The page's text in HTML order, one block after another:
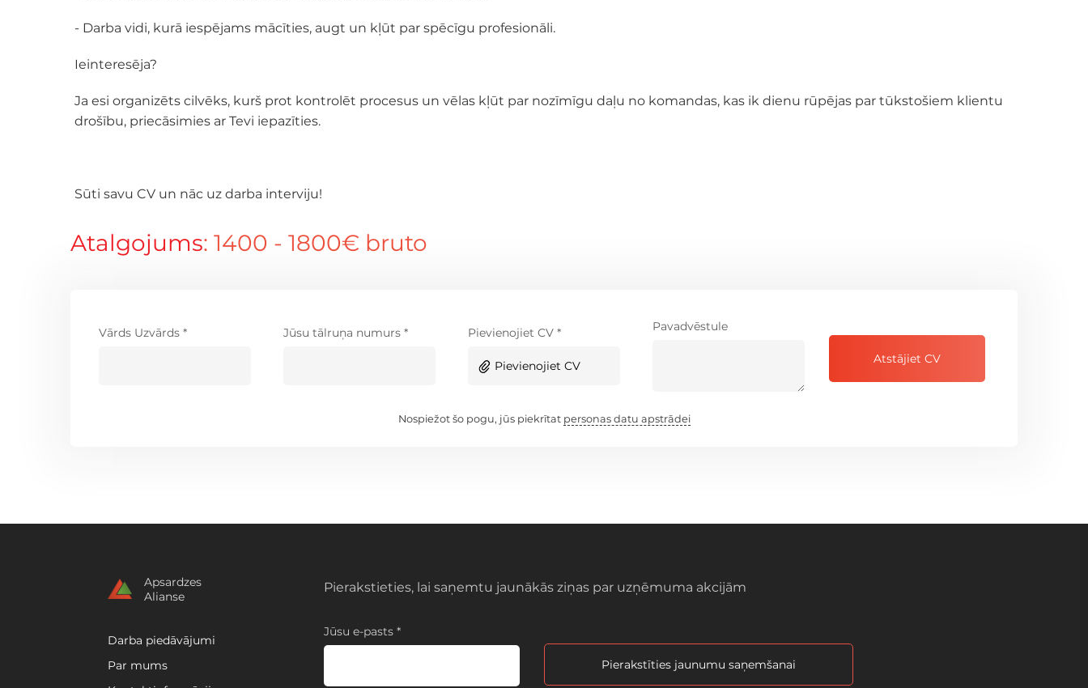
- Darba vidi, kurā iespējams mācīties, augt un kļūt par spēcīgu profesionāli.
Ieinteresēja?
Ja esi organizēts cilvēks, kurš prot kontrolēt procesus un vēlas kļūt par nozīmīgu daļu no komandas, kas ik dienu rūpējas par tūkstošiem klientu
drošību, priecāsimies ar Tevi iepazīties.
Sūti savu CV un nāc uz darba interviju!
Atalgojums: 1400 - 1800€ bruto
Vārds Uzvārds * Jūsu tālruņa numurs * Pievienojiet CV *
Pievienojiet CV
Pavadvēstule
Atstājiet CV
Nospiežot šo pogu, jūs piekrītat personas datu apstrādei
Apsardzes
Alianse
Darba piedāvājumi
Par mums
Pierakstieties, lai saņemtu jaunākās ziņas par uzņēmuma akcijām
Jūsu e-pasts *
Pierakstīties jaunumu saņemšanai